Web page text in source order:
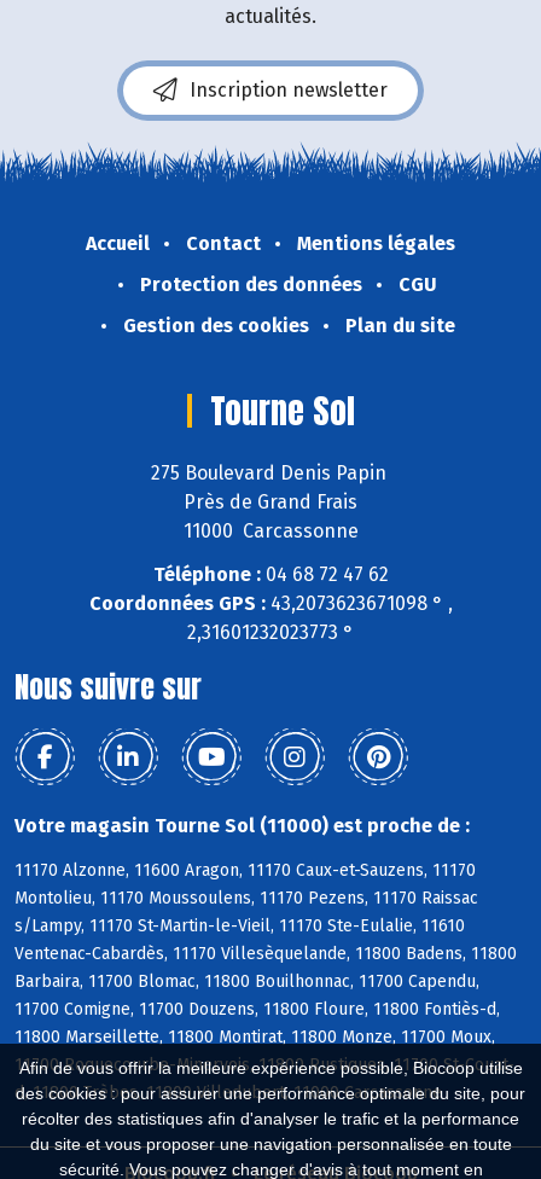
Afin de vous offrir la meilleure expérience possible, Biocoop utilise
des cookies : pour assurer une performance optimale du site, pour
récolter des statistiques afin d'analyser le trafic et la performance
du site et vous proposer une navigation personnalisée en toute
sécurité. Vous pouvez changer d'avis à tout moment en
actualités.
Inscription newsletter
Accueil Contact
Mentions légales
Protection des données
CGU
Gestion des cookies
Plan du site
Tourne Sol
275 Boulevard Denis Papin
Près de Grand Frais
11000 Carcassonne
Téléphone :04 68 72 47 62
Coordonnées GPS :43,2073623671098 ° ,
2,31601232023773 °
Nous suivre sur
Votre magasin Tourne Sol (11000) est proche de :
11170 Alzonne, 11600 Aragon, 11170 Caux-et-Sauzens, 11170
Montolieu, 11170 Moussoulens, 11170 Pezens, 11170 Raissac
s/Lampy, 11170 St-Martin-le-Vieil, 11170 Ste-Eulalie, 11610
Ventenac-Cabardès, 11170 Villesèquelande, 11800 Badens, 11800
Barbaira, 11700 Blomac, 11800 Bouilhonnac, 11700 Capendu,
11700 Comigne, 11700 Douzens, 11800 Floure, 11800 Fontiès-d,
11800 Marseillette, 11800 Montirat, 11800 Monze, 11700 Moux,
11700 Roquecourbe-Minervois, 11800 Rustiques, 11700 St-Couat-
d, 11800 Trèbes, 11800 Villedubert, 11000 Carcassonne
Biocoop.fr Le réseau Biocoop